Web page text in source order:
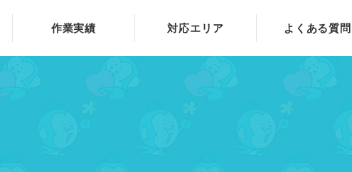
作業実績 対応エリア よくある質問